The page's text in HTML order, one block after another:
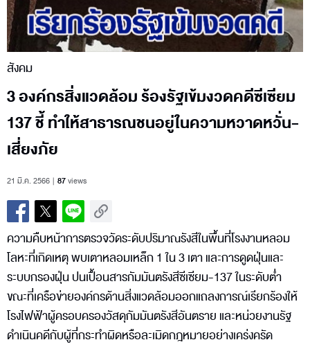
Video
สังคม
3 องค์กรสิ่งแวดล้อม ร้องรัฐเข้มงวดคดีซีเซียม
137 ชี้ ทำให้สาธารณชนอยู่ในความหวาดหวั่น-
เสี่ยงภัย
21 มี.ค. 2566 87views
ความคืบหน้าการตรวจวัดระดับปริมาณรังสีในพื้นที่โรงงานหลอม
โลหะที่เกิดเหตุ พบเตาหลอมเหล็ก 1 ใน 3 เตา และการดูดฝุ่นและ
ระบบกรองฝุ่น ปนเปื้อนสารกัมมันตรังสีซีเซียม-137 ในระดับต่ำ
ขณะที่เครือข่ายองค์กรด้านสิ่งแวดล้อมออกแถลงการณ์เรียกร้องให้
โรงไฟฟ้าผู้ครอบครองวัสดุกัมมันตรังสีอันตราย และหน่วยงานรัฐ
ดำเนินคดีกับผู้ที่กระทำผิดหรือละเมิดกฎหมายอย่างเคร่งครัด